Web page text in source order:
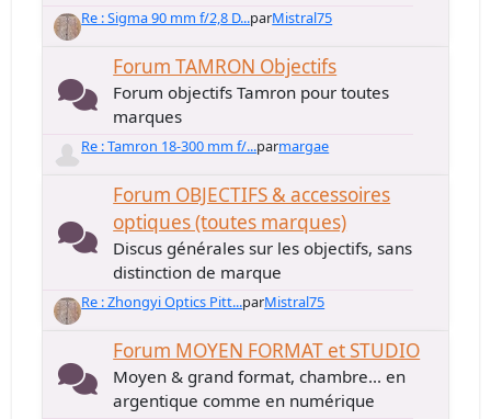
Re : Sigma 90 mm f/2,8 D...parMistral75
Forum TAMRON Objectifs
Forum objectifs Tamron pour toutes
marques
Re : Tamron 18-300 mm f/...parmargae
Forum OBJECTIFS & accessoires
optiques (toutes marques)
Discus générales sur les objectifs, sans
distinction de marque
Re : Zhongyi Optics Pitt...parMistral75
Forum MOYEN FORMAT et STUDIO
Moyen & grand format, chambre... en
argentique comme en numérique